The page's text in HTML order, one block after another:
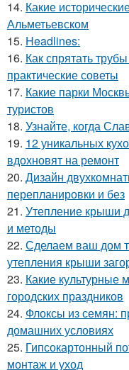
14. Какие
Альметьевском
15. Headlines:
16. Как спрятать
практические советы
17. Какие парки
туристов
18. Узнайте, когда
19. 12 уникальных
вдохновят на ремонт
20. Дизайн
перепланировки и без
21. Утепление крыши
и методы
22. Сделаем ваш дом
утепления крыши
23. Какие культурные
городских праздников
24. Флоксы из семян:
домашних условиях
25. Гипсокартонный
монтаж и уход